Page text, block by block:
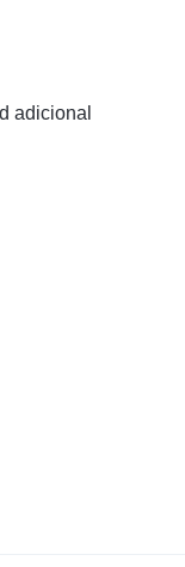
adicional